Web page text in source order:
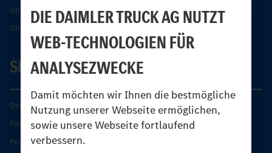
DIE DAIMLER TRUCK AG NUTZT
WEB-TECHNOLOGIEN FÜR
ANALYSEZWECKE
Damit möchten wir Ihnen die bestmögliche
Nutzung unserer Webseite ermöglichen,
sowie unsere Webseite fortlaufend
verbessern.
Unimog Partner-Portal
Unimog Sicherheit
SERVICE
Original-Teile
Partner finden
Produkt-Highlights